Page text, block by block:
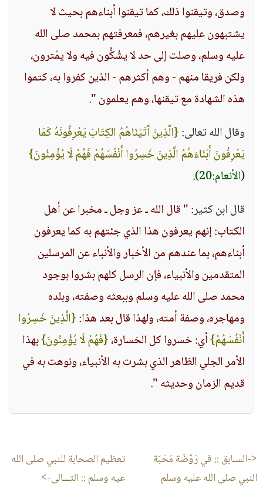
وصدق، وتيقنوا ذلك، كما تيقنوا أبناءهم بحيث لا
يشتبهون عليهم بغيرهم، فمعرفتهم بمحمد صلى الله
عليه وسلم، وصلت إلى حد لا يشُكُّون فيه ولا يمْترون،
ولكن فريقا منهم - وهم أكثرهم - الذين كفروا به، كتموا
هذه الشهادة مع تيقنها، وهم يعلمون ".
وقال الله تعالى:{الَّذِينَ آَتَيْنَاهُمُ الكِتَابَ يَعْرِفُونَهُ كَمَا
يَعْرِفُونَ أَبْنَاءَهُمُ الَّذِينَ خَسِرُوا أَنْفُسَهُمْ فَهُمْ لَا يُؤْمِنُونَ}
(الأنعام:20)
.
قال ابن كثير:" قال الله ـ عز وجل ـ مخبرا عن أهل
الكتاب: إنهم يعرفون هذا الذي جئتهم به كما يعرفون
أبناءهم، بما عندهم من الأخبار والأنباء عن المرسلين
المتقدمين والأنبياء، فإن الرسل كلهم بشروا بوجود
محمد صلى الله عليه وسلم وببعثه وصفته، وبلده
ومهاجره، وصفة أمته، ولهذا قال بعد هذا:{الَّذِينَ خَسِرُوا
أَنْفُسَهُمْ}أي: خسروا كل الخسارة،{فَهُمْ لَا يُؤْمِنُونَ}بهذا
الأمر الجلي الظاهر الذي بشرت به الأنبياء، ونوهت به في
قديم الزمان وحديثه ".
<-السـابق :: في رَوْضَة مَحَبَة
النبي صلى الله عليه وسلم
تعظيم الصحابة للنبي صلى الله
عيه وسلم :: التـــالى->